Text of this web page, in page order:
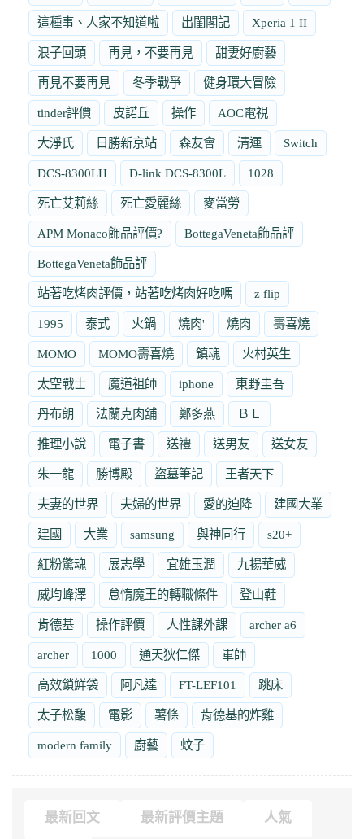
這種事、人家不知道啦 出閨閣記 Xperia 1 II
浪子回頭 再見，不要再見 甜妻好廚藝
再見不要再見 冬季戰爭 健身環大冒險
tinder評價 皮諾丘 操作 AOC電視
大淨氏 日勝新京站 森友會 清運 Switch
DCS-8300LH D-link DCS-8300L 1028
死亡艾莉絲 死亡愛麗絲 麥當勞
APM Monaco飾品評價? BottegaVeneta飾品評
BottegaVeneta飾品評
站著吃烤肉評價，站著吃烤肉好吃嗎 z flip
1995 泰式 火鍋 燒肉' 燒肉 壽喜燒
MOMO MOMO壽喜燒 鎮魂 火村英生
太空戰士 魔道祖師 iphone 東野圭吾
丹布朗 法蘭克肉舖 鄭多燕 ＢＬ
推理小說 電子書 送禮 送男友 送女友
朱一龍 勝博殿 盜墓筆記 王者天下
夫妻的世界 夫婦的世界 愛的迫降 建國大業
建國 大業 samsung 與神同行 s20+
紅粉驚魂 展志學 宜雄玉潤 九揚華威
威均峰澤 怠惰魔王的轉職條件 登山鞋
肯德基 操作評價 人性課外課 archer a6
archer 1000 通天狄仁傑 軍師
高效鎖鮮袋 阿凡達 FT-LEF101 跳床
太子松馥 電影 薯條 肯德基的炸雞
modern family 廚藝 蚊子
最新回文 最新評價主題 人氣